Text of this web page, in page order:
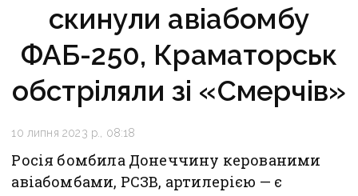
скинули авіабомбу
ФАБ-250, Краматорськ
обстріляли зі «Смерчів»
10 липня 2023 р., 08:18
Росія бомбила Донеччину керованими
авіабомбами, РСЗВ, артилерією — є